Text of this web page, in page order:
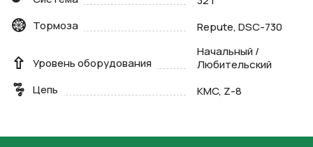
Тормоза
Repute, DSC-730
Уровень оборудования
Начальный /
Любительский
Цепь
KMC, Z-8